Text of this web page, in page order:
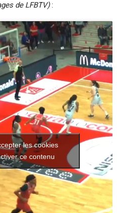
de LFBTV):
les cookies
ce contenu